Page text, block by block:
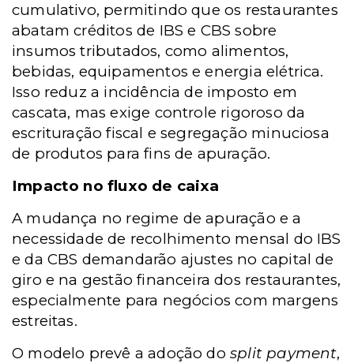
cumulativo, permitindo que os restaurantes
abatam créditos de IBS e CBS sobre
insumos tributados, como alimentos,
bebidas, equipamentos e energia elétrica.
Isso reduz a incidência de imposto em
cascata, mas exige controle rigoroso da
escrituração fiscal e segregação minuciosa
de produtos para fins de apuração.
Impacto no fluxo de caixa
A mudança no regime de apuração e a
necessidade de recolhimento mensal do IBS
e da CBS demandarão ajustes no capital de
giro e na gestão financeira dos restaurantes,
especialmente para negócios com margens
estreitas.
O modelo prevê a adoção dosplit payment,